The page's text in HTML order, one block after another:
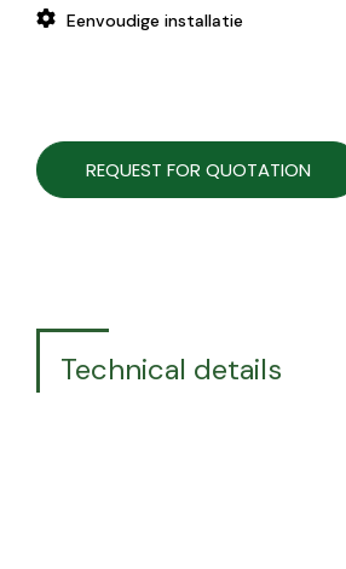
Eenvoudige installatie
REQUEST FOR QUOTATION
Technical details